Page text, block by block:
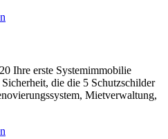
Ihre erste Systemimmobilie
die die 5 Schutzschilder
Mietverwaltung,